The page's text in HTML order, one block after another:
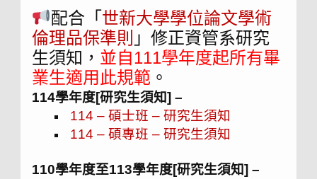
配合「 世新大學學位論文學術
倫理品保準則 」修正資管系研究
生須知， 並自111學年度起所有畢
業生適用此規範 。
114學年度[研究生須知] –
114 – 碩士班 – 研究生須知
114 – 碩專班 – 研究生須知
110學年度至113學年度[研究生須知] –